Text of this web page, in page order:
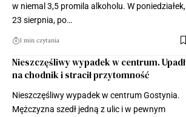
w niemal 3,5 promila alkoholu. W poniedziałek,
23 sierpnia, po…
1 min czytania
Nieszczęśliwy wypadek w centrum. Upadł
na chodnik i stracił przytomność
Nieszczęśliwy wypadek w centrum Gostynia.
Mężczyzna szedł jedną z ulic i w pewnym